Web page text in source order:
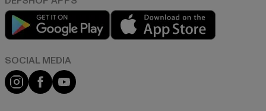
Play market
Instagram
FacebookYouTube